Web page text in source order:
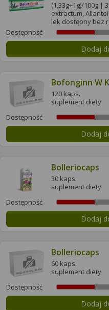
(1,33g+1g)/100g |
extractum,
lek dostępny bez
Dostępność
Dodaj
Bofonginn W
120 kaps.
suplement diety
Dostępność
Dodaj
Bolleriocaps
30 kaps.
suplement diety
Dostępność
Dodaj
Bolleriocaps
60 kaps.
suplement diety
Dostępność
Dodaj